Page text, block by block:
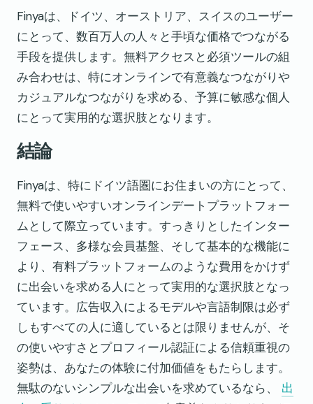
Finyaは、ドイツ、オーストリア、スイスのユーザー
にとって、数百万人の人々と手頃な価格でつながる
手段を提供します。無料アクセスと必須ツールの組
み合わせは、特にオンラインで有意義なつながりや
カジュアルなつながりを求める、予算に敏感な個人
にとって実用的な選択肢となります。
結論
Finyaは、特にドイツ語圏にお住まいの方にとって、
無料で使いやすいオンラインデートプラットフォー
ムとして際立っています。すっきりとしたインター
フェース、多様な会員基盤、そして基本的な機能に
より、有料プラットフォームのような費用をかけず
に出会いを求める人にとって実用的な選択肢となっ
ています。広告収入によるモデルや言語制限は必ず
しもすべての人に適しているとは限りませんが、そ
の使いやすさとプロフィール認証による信頼重視の
姿勢は、あなたの体験に付加価値をもたらします。
無駄のないシンプルな出会いを求めているなら、 出